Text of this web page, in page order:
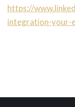
https://
integration-your-